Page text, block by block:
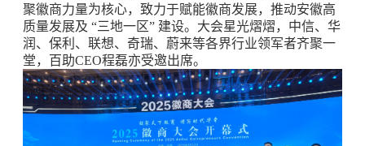
聚徽商力量为核心，致力于赋能徽商发展，推动安徽高
质量发展及 “三地一区” 建设。大会星光熠熠，中信、华
润、保利、联想、奇瑞、蔚来等各界行业领军者齐聚一
堂，百助CEO程磊亦受邀出席。